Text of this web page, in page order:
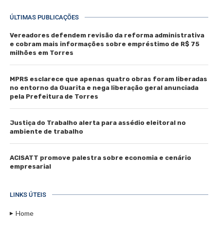
ÚLTIMAS PUBLICAÇÕES
Vereadores defendem revisão da reforma administrativa
e cobram mais informações sobre empréstimo de R$ 75
milhões em Torres
MPRS esclarece que apenas quatro obras foram liberadas
no entorno da Guarita e nega liberação geral anunciada
pela Prefeitura de Torres
Justiça do Trabalho alerta para assédio eleitoral no
ambiente de trabalho
ACISATT promove palestra sobre economia e cenário
empresarial
LINKS ÚTEIS
Home